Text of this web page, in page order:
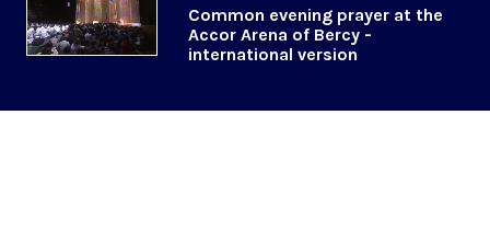
Common evening prayer at the
Accor Arena of Bercy -
international version